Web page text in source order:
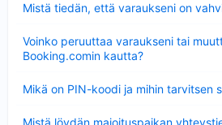
Mistä tiedän, että varaukseni on
Voinko peruuttaa varaukseni tai
Booking.comin kautta?
Mikä on PIN-koodi ja mihin tarvitsen
Mistä löydän majoituspaikan